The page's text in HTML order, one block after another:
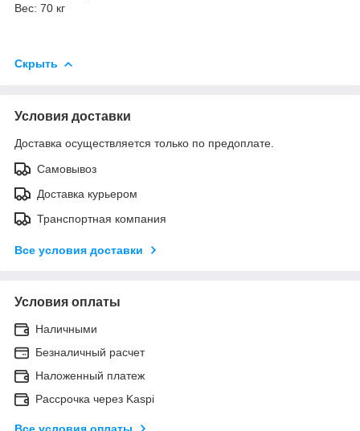
Вес: 70 кг
Скрыть
Условия доставки
Доставка осуществляется только по предоплате.
Самовывоз
Доставка курьером
Транспортная компания
Все условия доставки
Условия оплаты
Наличными
Безналичный расчет
Наложенный платеж
Рассрочка через Kaspi
Все условия оплаты